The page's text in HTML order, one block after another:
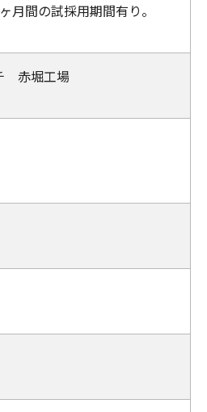
間の試採用期間有り。
赤堀工場